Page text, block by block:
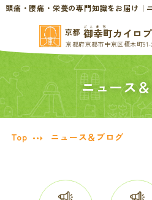
頭痛・腰痛・栄養の専門知識をお届け｜
京都 ごこまち
御幸町カイロ
京都府京都市中京区榎木町
TOP
当院の
慢性的な
ニュース
Top ニュース＆ブログ